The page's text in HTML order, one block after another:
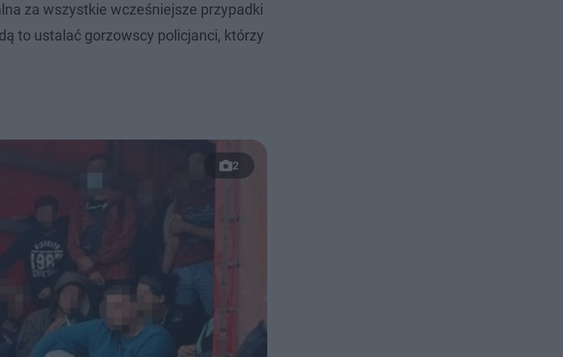
za wszystkie wcześniejsze przypadki
to ustalać gorzowscy policjanci, którzy
2